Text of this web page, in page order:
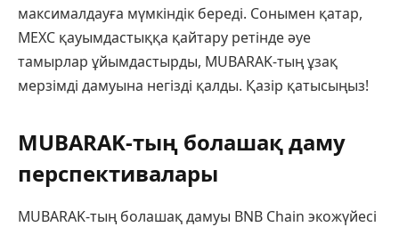
максималдауға мүмкіндік береді. Сонымен қатар,
MEXC қауымдастыққа қайтару ретінде әуе
тамырлар ұйымдастырды, MUBARAK-тың ұзақ
мерзімді дамуына негізді қалды. Қазір қатысыңыз!
MUBARAK-тың болашақ даму
перспективалары
MUBARAK-тың болашақ дамуы BNB Chain экожүйесі